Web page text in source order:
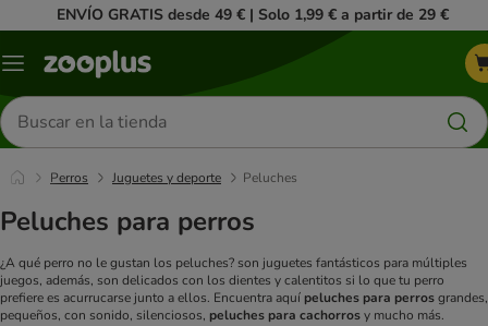
ENVÍO GRATIS desde 49 € | Solo 1,99 € a partir de 29 €
Menú
Buscar
productos
Perros Juguetes y deporte Peluches
Peluches para perros
¿A qué perro no le gustan los peluches? son juguetes fantásticos para múltiples
juegos, además, son delicados con los dientes y calentitos si lo que tu perro
prefiere es acurrucarse junto a ellos. Encuentra aquí peluches para perrosgrandes,
pequeños, con sonido, silenciosos, peluches para cachorrosy mucho más.